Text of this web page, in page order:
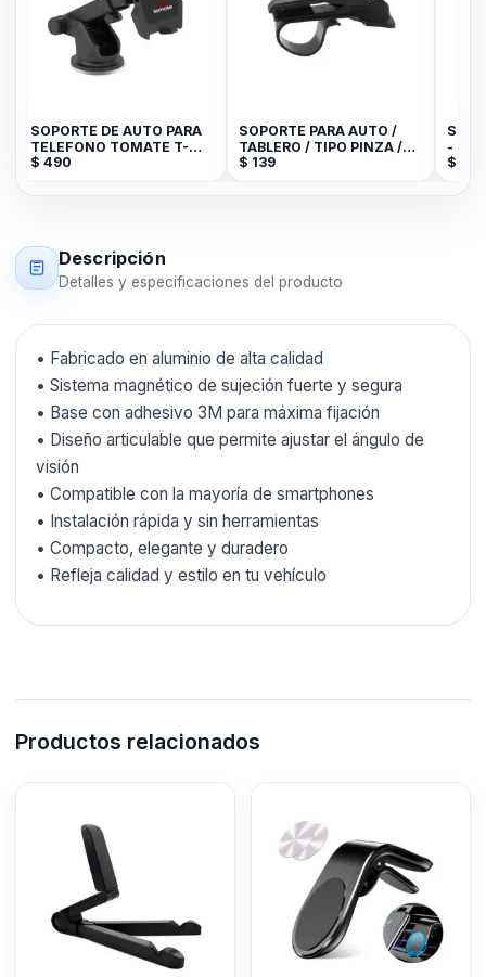
SOPORTE DE AUTO PARA
TELEFONO TOMATE T-
ST001
$ 490
SOPORTE PARA AUTO /
TABLERO / TIPO PINZA /
JK
$ 139
-
$
Descripción
Detalles y especificaciones del producto
• Fabricado en aluminio de alta calidad
• Sistema magnético de sujeción fuerte y segura
• Base con adhesivo 3M para máxima fijación
• Diseño articulable que permite ajustar el ángulo de
visión
• Compatible con la mayoría de smartphones
• Instalación rápida y sin herramientas
• Compacto, elegante y duradero
• Refleja calidad y estilo en tu vehículo
Productos relacionados